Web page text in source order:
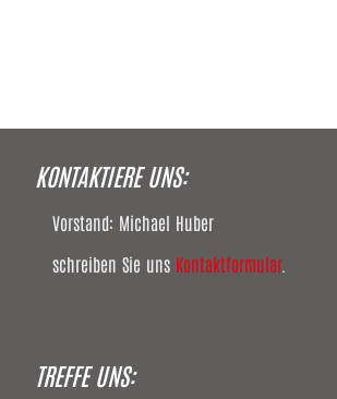
KONTAKTIERE UNS:
Vorstand: Michael Huber
schreiben Sie uns Kontaktformular.
TREFFE UNS: